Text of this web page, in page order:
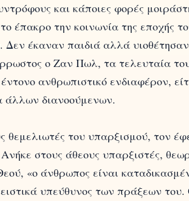
και κάποιες φορές
έπακρο την κοινωνία της εποχής
Δεν έκαναν παιδιά αλλά
ο Ζαν Πωλ, τα τελευταία
ανθρωπιστικό ενδιαφέρον,
άλλων διανοούμενων.
του υπαρξισμού, τον
στους άθεους υπαρξιστές,
«ο άνθρωπος είναι
υπεύθυνος των πράξεων του.